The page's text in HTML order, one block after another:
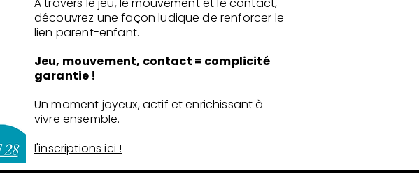
découvrez une façon ludique de renforcer le
lien parent-enfant.
Jeu, mouvement, contact = complicité
garantie !
Un moment joyeux, actif et enrichissant à
vivre ensemble.
l'inscriptions ici !